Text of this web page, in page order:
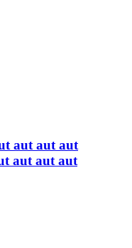
aut aut aut
aut aut aut